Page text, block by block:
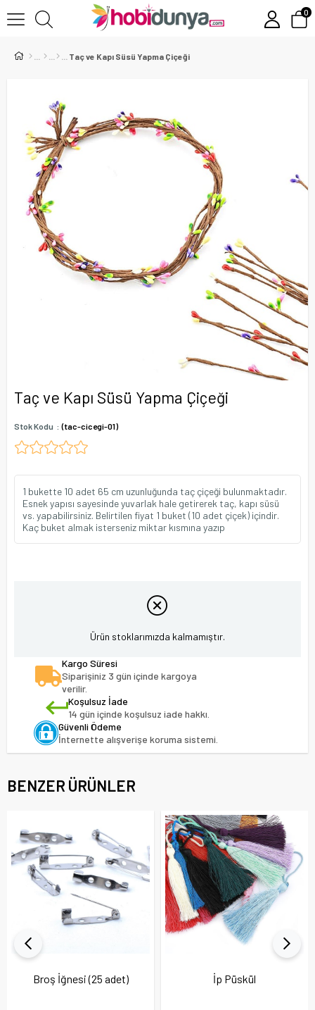
0
Taç ve Kapı Süsü Yapma Çiçeği
Taç ve Kapı Süsü Yapma Çiçeği
Stok Kodu (tac-cicegi-01)
1 bukette 10 adet 65 cm uzunluğunda taç çiçeği bulunmaktadır.
Esnek yapısı sayesinde yuvarlak hale getirerek taç, kapı süsü
vs. yapabilirsiniz. Belirtilen fiyat 1 buket (10 adet çiçek) içindir.
Kaç buket almak isterseniz miktar kısmına yazıp
Ürün stoklarımızda kalmamıştır.
Kargo Süresi
Siparişiniz 3 gün içinde kargoya
verilir.
Koşulsuz İade
14 gün içinde koşulsuz iade hakkı.
Güvenli Ödeme
İnternette alışverişe koruma sistemi.
BENZER ÜRÜNLER
Broş İğnesi (25 adet) İp Püskül